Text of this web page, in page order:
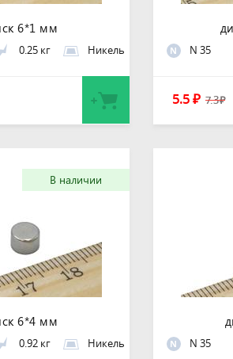
6*1 мм
0.25 кг Никель N N 35
5.5 ₽ 7.3₽
В наличии
6*4 мм
0.92 кг Никель N N 35